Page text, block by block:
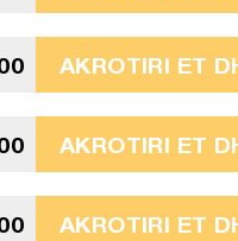
AKROTIRI ET
AKROTIRI ET
AKROTIRI ET